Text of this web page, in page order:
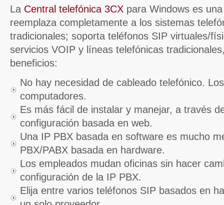
La Central telefónica 3CX para Windows es
reemplaza completamente a los sistemas
tradicionales; soporta teléfonos SIP virtuales/
servicios VOIP y líneas telefónicas
beneficios:
No hay necesidad de cableado telefónico.
computadores.
Es más fácil de instalar y manejar, a través
configuración basada en web.
Una IP PBX basada en software es mucho
PBX/PABX basada en hardware.
Los empleados mudan oficinas sin hacer
configuración de la IP PBX.
Elija entre varios teléfonos SIP basados en